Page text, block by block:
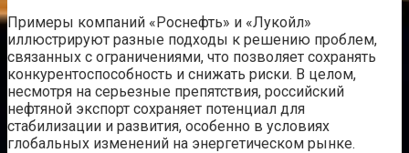
Примеры компаний «Роснефть» и «Лукойл»
иллюстрируют разные подходы к решению проблем,
связанных с ограничениями, что позволяет сохранять
конкурентоспособность и снижать риски. В целом,
несмотря на серьезные препятствия, российский
нефтяной экспорт сохраняет потенциал для
стабилизации и развития, особенно в условиях
глобальных изменений на энергетическом рынке.